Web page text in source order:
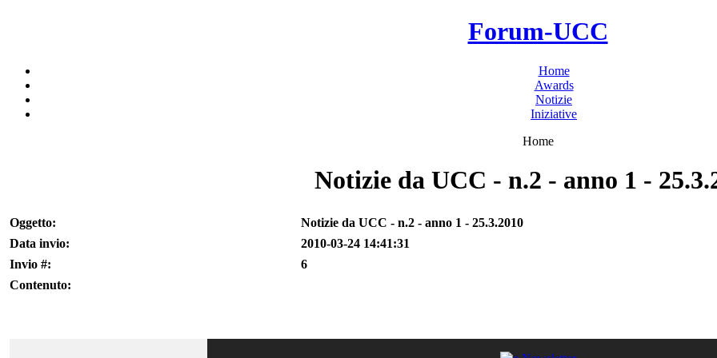
Forum-UCC
Home
Awards
Notizie
Iniziative
Home
Notizie da UCC - n.2 - anno 1 -
Oggetto:
Notizie da UCC - n.2 - anno 1 - 25.3.2010
Data invio:
2010-03-24 14:41:31
Invio #:
6
Contenuto: